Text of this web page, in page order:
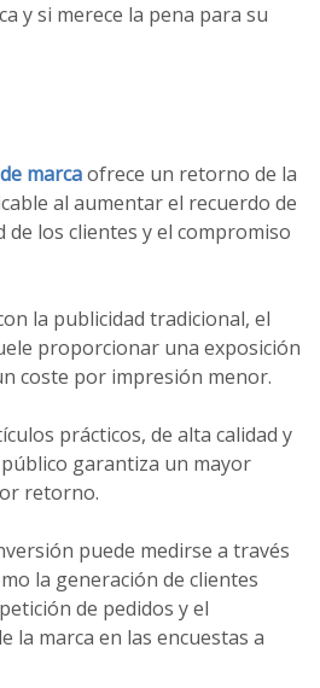
y si merece la pena para su
marcaofrece un retorno de la
al aumentar el recuerdo de
de los clientes y el compromiso
la publicidad tradicional, el
proporcionar una exposición
coste por impresión menor.
prácticos, de alta calidad y
garantiza un mayor
retorno.
puede medirse a través
la generación de clientes
de pedidos y el
la marca en las encuestas a